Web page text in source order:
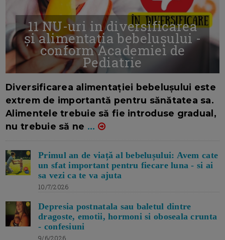
11 NU-uri in diversificarea
și alimentația bebelușului -
conform Academiei de
Pediatrie
Diversificarea alimentației bebelușului este
extrem de importantă pentru sănătatea sa.
Alimentele trebuie să fie introduse gradual,
nu trebuie să ne ...
Primul an de viață al bebelușului: Avem cate
un sfat important pentru fiecare luna - si ai
sa vezi ca te va ajuta
10/7/2026
Depresia postnatala sau baletul dintre
dragoste, emotii, hormoni si oboseala crunta
- confesiuni
9/6/2026